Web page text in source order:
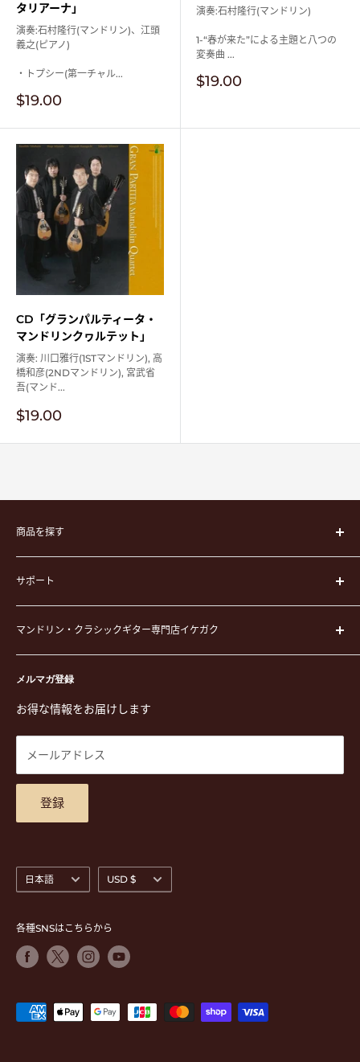
タリアーナ」
演奏:石村隆行(マンドリン)、江頭
義之(ピアノ)
・トプシー(第一チャル...
販
価
格
$19.00
演奏:石村隆行(マンドリン)
1-“春が来た”による主題と八つの
変奏曲 ...
販
格
$19.00
CD「グランパルティータ・
マンドリンクヮルテット」
演奏: 川口雅行(1STマンドリン), 高
橋和彦(2NDマンドリン), 宮武省
吾(マンド...
販
価
$19.00
商品を探す
楽器
楽器ケース
弦
ピック
演奏用品
ステーショナリー&アクセサリー
楽譜
DVD
チケット
楽器レンタル
サポート
運営会社
イケガクについて
お買い物ガイド
特定商取引法に基づく表示
プライバシーポリシー
商品検索
お問合せ
アクセスマップ
メルマガ登録
お得な情報をお届けします
メールアドレス
登録
マンドリン・クラシックギター専門店イケガク
〒171-0021 東京都豊島区西池袋3-23-5 芦沢ビル2F
TEL. 03-5952-1391 / FAX. 03-5952-1392
営業時間 月-水,金,土 11:00-19:00 / 日,祝 11:00-18:00 (木曜定
休)
語
日本語
貨
USD $
各種SNSはこちらから